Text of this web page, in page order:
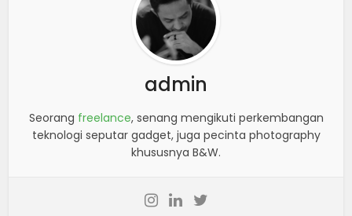
admin
Seorang freelance, senang mengikuti perkembangan
teknologi seputar gadget, juga pecinta photography
khususnya B&W.